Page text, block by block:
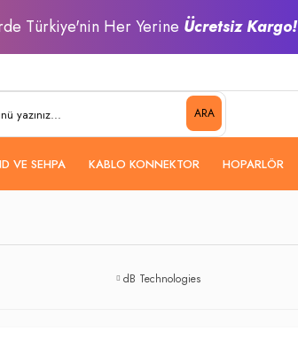
Türkiye'nin Her Yerine Ücretsiz Kargo!
ARA
VE SEHPA KABLO KONNEKTOR HOPARLÖR
dB Technologies